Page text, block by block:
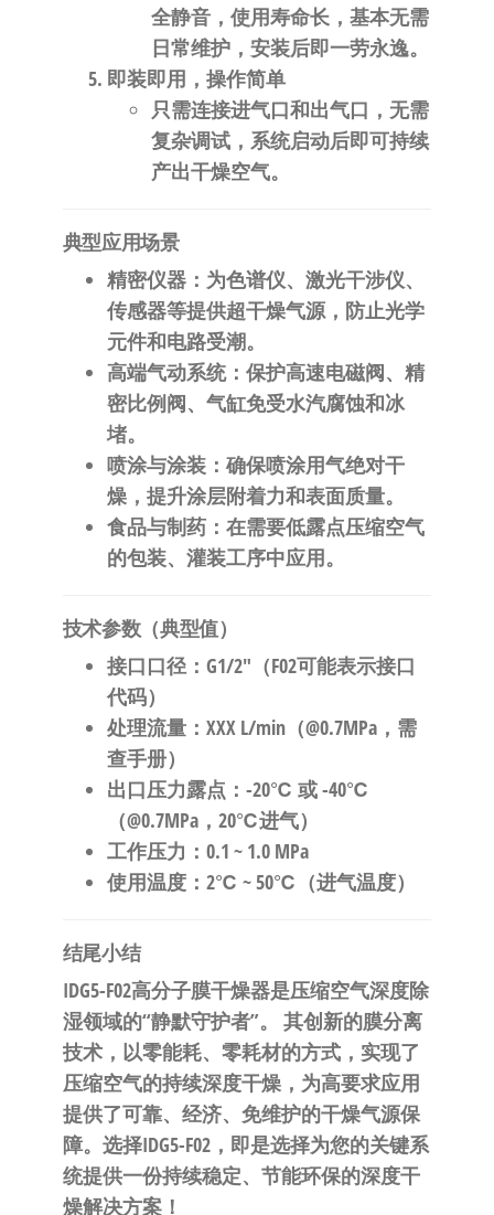
全静音，使用寿命长，基本无需
日常维护，安装后即一劳永逸。
即装即用，操作简单
只需连接进气口和出气口，无需
复杂调试，系统启动后即可持续
产出干燥空气。
典型应用场景
精密仪器：为色谱仪、激光干涉仪、
传感器等提供超干燥气源，防止光学
元件和电路受潮。
高端气动系统：保护高速电磁阀、精
密比例阀、气缸免受水汽腐蚀和冰
堵。
喷涂与涂装：确保喷涂用气绝对干
燥，提升涂层附着力和表面质量。
食品与制药：在需要低露点压缩空气
的包装、灌装工序中应用。
技术参数（典型值）
接口口径：G1/2″（F02可能表示接口
代码）
处理流量：XXX L/min（@0.7MPa，需
查手册）
出口压力露点 ：-20℃ 或 -40℃
（@0.7MPa，20℃进气）
工作压力 ：0.1 ~ 1.0 MPa
使用温度：2℃ ~ 50℃（进气温度）
结尾小结
IDG5-F02高分子膜干燥器是压缩空气深度除
湿领域的“静默守护者”。
​ 其创新的膜分离
技术，以零能耗、零耗材的方式，实现了
压缩空气的持续深度干燥，为高要求应用
提供了可靠、经济、免维护的干燥气源保
障。 选择IDG5-F02，即是选择为您的关键系
统提供一份持续稳定、节能环保的深度干
燥解决方案！